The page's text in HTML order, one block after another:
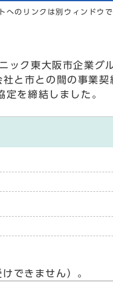
へのリンクは別ウィンドウ
ク東大阪市企業グ
と市との間の事業
を締結しました。
できません）。